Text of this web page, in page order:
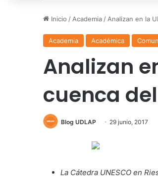
Inicio / Academia / Analizan en la
Academia Académica
Analizan
cuenca
Blog UDLAP 29 junio, 2017
La Cátedra UNESCO en